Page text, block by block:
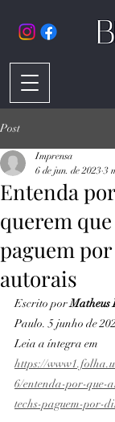
Post
Entenda
querem
paguem
autorais
Imprensa
6 de jun. de 2023 3
Escrito por Matheus
Paulo. 5 junho de
Leia a íntegra em
https://
6/entenda-por-que-
techs-paguem-por-